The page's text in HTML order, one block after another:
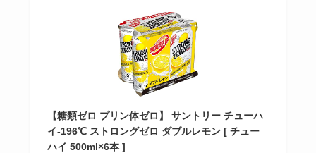
【糖類ゼロ プリン体ゼロ】 サントリー チューハ
イ-196℃ ストロングゼロ ダブルレモン [ チュー
ハイ 500ml×6本 ]